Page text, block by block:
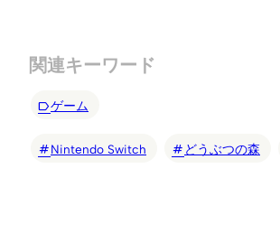
関連キーワード
ゲーム
Nintendo Switch どうぶつの森